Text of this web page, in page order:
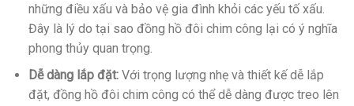
những điều xấu và bảo vệ gia đình khỏi các yếu tố xấu.
Đây là lý do tại sao đồng hồ đôi chim công lại có ý nghĩa
phong thủy quan trọng.
Dễ dàng lắp đặt:Với trọng lượng nhẹ và thiết kế dễ lắp
đặt, đồng hồ đôi chim công có thể dễ dàng được treo lên